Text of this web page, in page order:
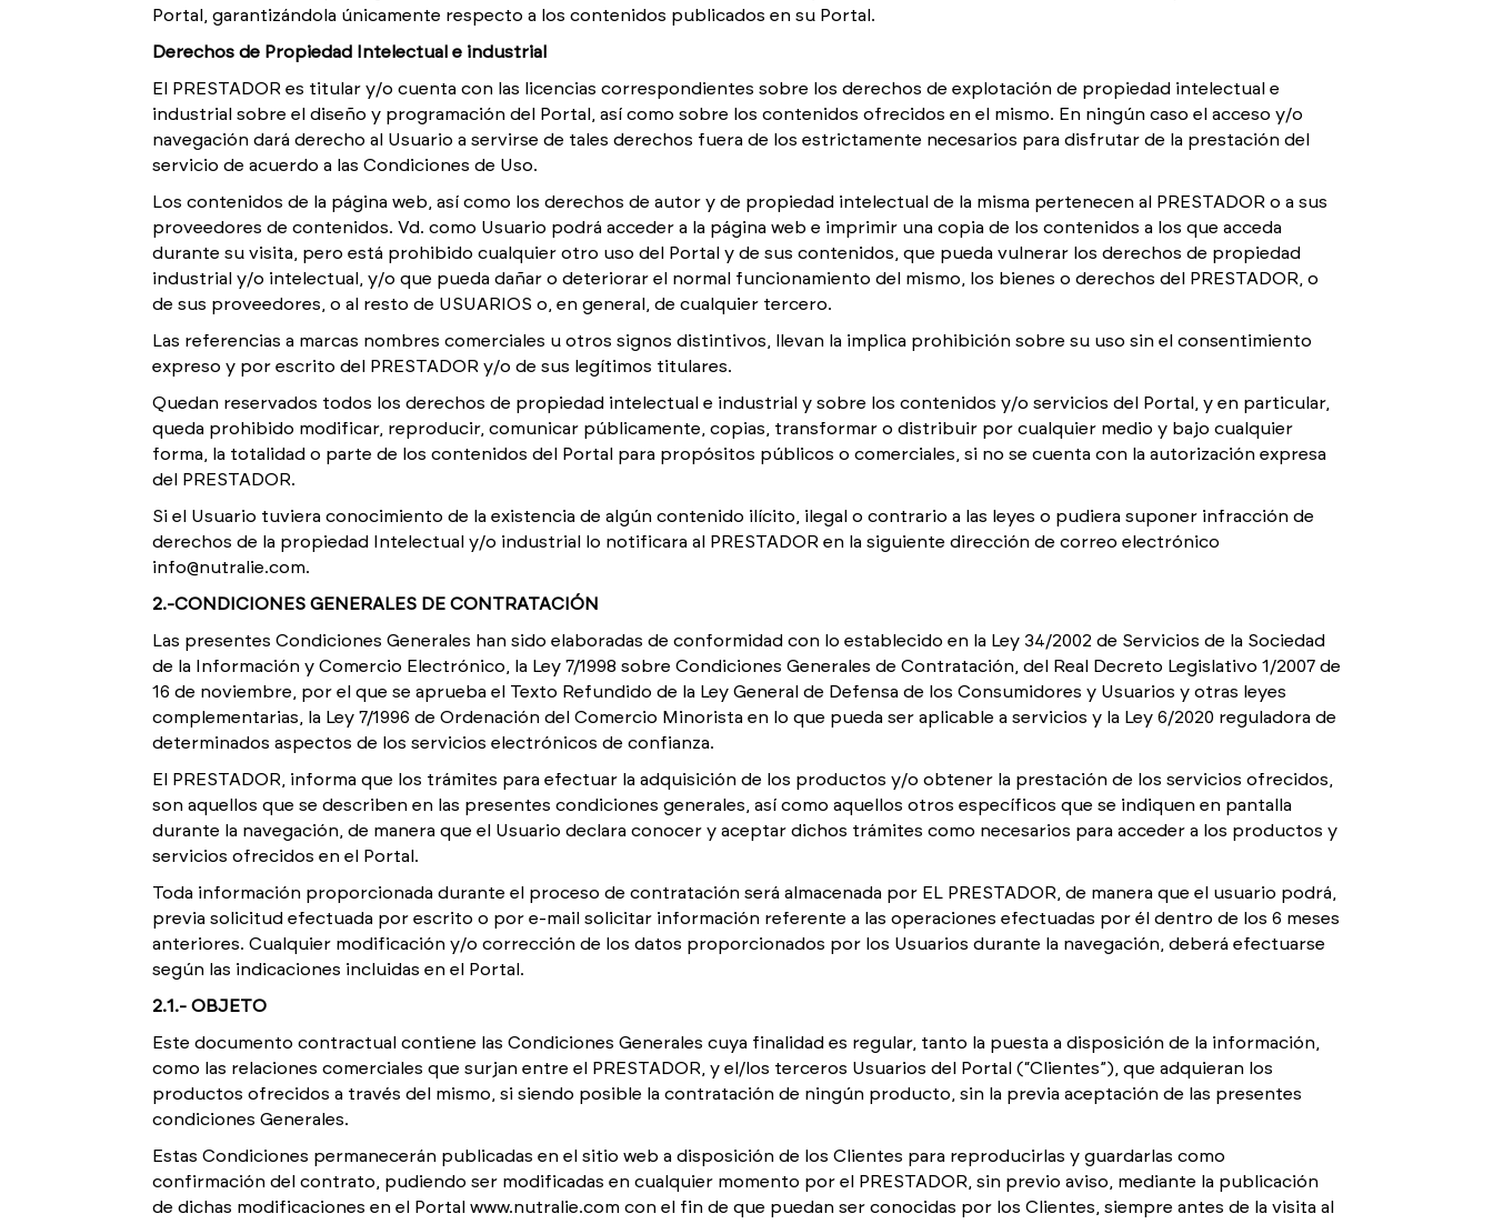
Portal, garantizándola únicamente respecto a los contenidos publicados en su Portal.
Derechos de Propiedad Intelectual e industrial
El PRESTADOR es titular y/o cuenta con las licencias correspondientes sobre los derechos de explotación de propiedad intelectual e
industrial sobre el diseño y programación del Portal, así como sobre los contenidos ofrecidos en el mismo. En ningún caso el acceso y/o
navegación dará derecho al Usuario a servirse de tales derechos fuera de los estrictamente necesarios para disfrutar de la prestación del
servicio de acuerdo a las Condiciones de Uso.
Los contenidos de la página web, así como los derechos de autor y de propiedad intelectual de la misma pertenecen al PRESTADOR o a sus
proveedores de contenidos. Vd. como Usuario podrá acceder a la página web e imprimir una copia de los contenidos a los que acceda
durante su visita, pero está prohibido cualquier otro uso del Portal y de sus contenidos, que pueda vulnerar los derechos de propiedad
industrial y/o intelectual, y/o que pueda dañar o deteriorar el normal funcionamiento del mismo, los bienes o derechos del PRESTADOR, o
de sus proveedores, o al resto de USUARIOS o, en general, de cualquier tercero.
Las referencias a marcas nombres comerciales u otros signos distintivos, llevan la implica prohibición sobre su uso sin el consentimiento
expreso y por escrito del PRESTADOR y/o de sus legítimos titulares.
Quedan reservados todos los derechos de propiedad intelectual e industrial y sobre los contenidos y/o servicios del Portal, y en particular,
queda prohibido modificar, reproducir, comunicar públicamente, copias, transformar o distribuir por cualquier medio y bajo cualquier
forma, la totalidad o parte de los contenidos del Portal para propósitos públicos o comerciales, si no se cuenta con la autorización expresa
del PRESTADOR.
Si el Usuario tuviera conocimiento de la existencia de algún contenido ilícito, ilegal o contrario a las leyes o pudiera suponer infracción de
derechos de la propiedad Intelectual y/o industrial lo notificara al PRESTADOR en la siguiente dirección de correo electrónico
info@nutralie.com.
2.-CONDICIONES GENERALES DE CONTRATACIÓN
Las presentes Condiciones Generales han sido elaboradas de conformidad con lo establecido en la Ley 34/2002 de Servicios de la Sociedad
de la Información y Comercio Electrónico, la Ley 7/1998 sobre Condiciones Generales de Contratación, del Real Decreto Legislativo 1/2007 de
16 de noviembre, por el que se aprueba el Texto Refundido de la Ley General de Defensa de los Consumidores y Usuarios y otras leyes
complementarias, la Ley 7/1996 de Ordenación del Comercio Minorista en lo que pueda ser aplicable a servicios y la Ley 6/2020 reguladora de
determinados aspectos de los servicios electrónicos de confianza.
El PRESTADOR, informa que los trámites para efectuar la adquisición de los productos y/o obtener la prestación de los servicios ofrecidos,
son aquellos que se describen en las presentes condiciones generales, así como aquellos otros específicos que se indiquen en pantalla
durante la navegación, de manera que el Usuario declara conocer y aceptar dichos trámites como necesarios para acceder a los productos y
servicios ofrecidos en el Portal.
Toda información proporcionada durante el proceso de contratación será almacenada por EL PRESTADOR, de manera que el usuario podrá,
previa solicitud efectuada por escrito o por e-mail solicitar información referente a las operaciones efectuadas por él dentro de los 6 meses
anteriores. Cualquier modificación y/o corrección de los datos proporcionados por los Usuarios durante la navegación, deberá efectuarse
según las indicaciones incluidas en el Portal.
2.1.- OBJETO
Este documento contractual contiene las Condiciones Generales cuya finalidad es regular, tanto la puesta a disposición de la información,
como las relaciones comerciales que surjan entre el PRESTADOR, y el/los terceros Usuarios del Portal (“Clientes”), que adquieran los
productos ofrecidos a través del mismo, si siendo posible la contratación de ningún producto, sin la previa aceptación de las presentes
condiciones Generales.
Estas Condiciones permanecerán publicadas en el sitio web a disposición de los Clientes para reproducirlas y guardarlas como
confirmación del contrato, pudiendo ser modificadas en cualquier momento por el PRESTADOR, sin previo aviso, mediante la publicación
de dichas modificaciones en el Portal www.nutralie.com con el fin de que puedan ser conocidas por los Clientes, siempre antes de la visita al